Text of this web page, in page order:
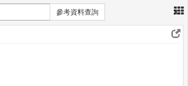
×
參考資料查詢